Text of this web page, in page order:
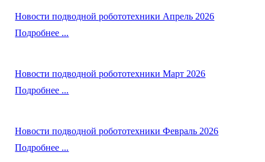
Новости подводной робототехники Апрель 2026
Подробнее ...
Новости подводной робототехники Март 2026
Подробнее ...
Новости подводной робототехники Февраль 2026
Подробнее ...